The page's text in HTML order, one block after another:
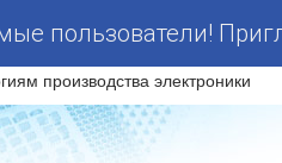
пользователи!
производства электроники